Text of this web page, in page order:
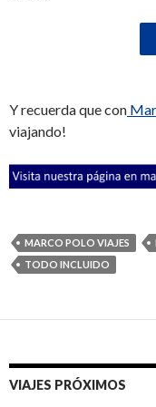
Y recuerda que con
viajando!
MARCO POLO VIAJES
TODO INCLUIDO
VIAJES PRÓXIMOS